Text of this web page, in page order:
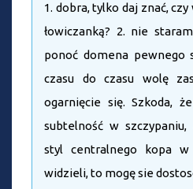
1. dobra, tylko daj znać,
łowiczanką? 2. nie
ponoć domena pewnego
czasu do czasu wolę
ogarnięcie się. Szkoda,
subtelność w
styl centralnego kopa
widzieli, to mogę sie